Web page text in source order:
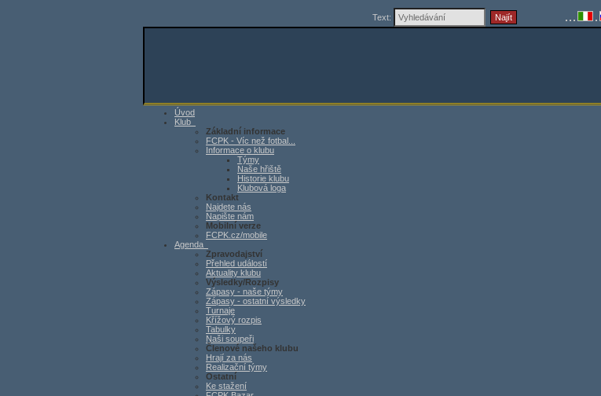
Text:
Úvod
Klub
Základní informace
FCPK - Víc než fotbal...
Informace o klubu
Týmy
Naše hřiště
Historie klubu
Klubová loga
Kontakt
Najdete nás
Napište nám
Mobilní verze
FCPK.cz/mobile
Agenda
Zpravodajství
Přehled událostí
Aktuality klubu
Výsledky/Rozpisy
Zápasy - naše týmy
Zápasy - ostatní výsledky
Turnaje
Křížový rozpis
Tabulky
Naši soupeři
Členové našeho klubu
Hrají za nás
Realizační týmy
Ostatní
Ke stažení